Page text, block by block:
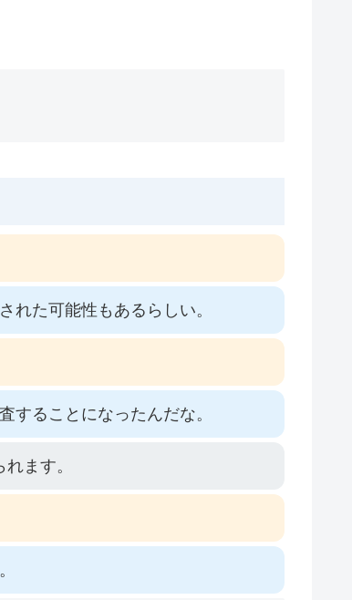
れた可能性もあるらしい。
することになったんだな。
ます。